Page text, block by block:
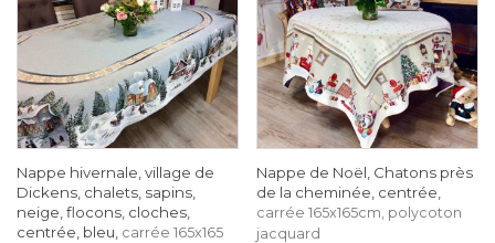
Nappe hivernale, village de
Dickens, chalets, sapins,
neige, flocons, cloches,
centrée, bleu, carrée 165x165
Nappe de Noël, Chatons près
de la cheminée, centrée,
carrée 165x165cm, polycoton
jacquard